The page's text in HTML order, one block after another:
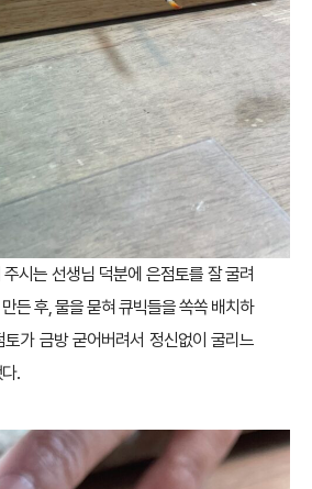
시는 선생님 덕분에 은점토를 잘 굴려
든 후, 물을 묻혀 큐빅들을 쏙쏙 배치하
가 금방 굳어버려서 정신없이 굴리느
.